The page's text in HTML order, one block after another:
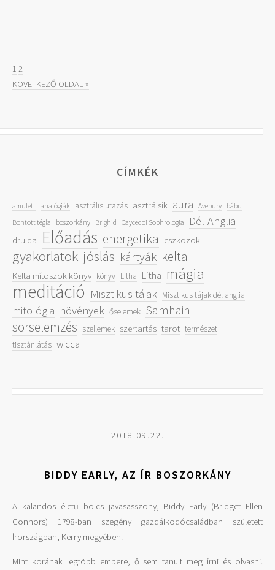
1 2
KÖVETKEZŐ OLDAL »
CÍMKÉK
amulett analógiák asztrális utazás asztrálsík aura Avebury bábu
Bontott tégla
boszorkány Brighid Caycedoi Sophrologia Dél-Anglia
druida Előadás energetika eszközök
gyakorlatok jóslás kártyák kelta
Kelta mítoszok könyv könyv Litha Litha mágia
meditáció Misztikus tájak Misztikus tájak dél anglia
mitológia növények őselemek Samhain
sorselemzés szellemek szertartás tarot természet
tisztánlátás wicca
2018.09.22.
BIDDY EARLY, AZ ÍR BOSZORKÁNY
A kalandos életű bölcs javasasszony, Biddy Early (Bridget Ellen
Connors) 1798-ban szegény gazdálkodócsaládban született
Írországban, Kerry megyében.
Mint korának legtöbb embere, ő sem tanult meg írni és olvasni.